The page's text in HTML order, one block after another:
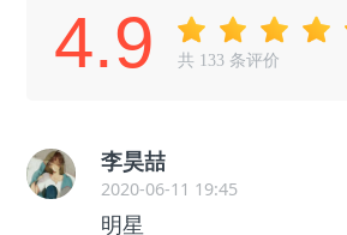
4.9 共 133 条评价
李昊喆
2020-06-11 19:45
明星